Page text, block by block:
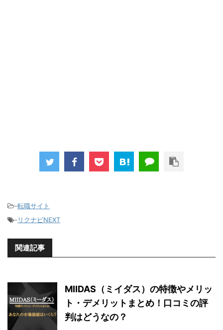
-転職サイト
- リクナビNEXT
関連記事
MIIDAS（ミイダス）の特徴やメリッ
ト・デメリットまとめ！口コミの評
判はどうなの？